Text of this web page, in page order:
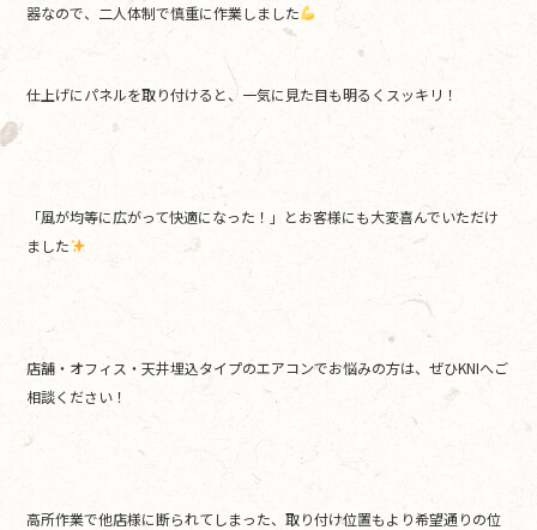
器なので、二人体制で慎重に作業しました
仕上げにパネルを取り付けると、一気に見た目も明るくスッキリ！
「風が均等に広がって快適になった！」とお客様にも大変喜んでいただけ
ました
店舗・オフィス・天井埋込タイプのエアコンでお悩みの方は、ぜひKNIへご
相談ください！
高所作業で他店様に断られてしまった、取り付け位置もより希望通りの位